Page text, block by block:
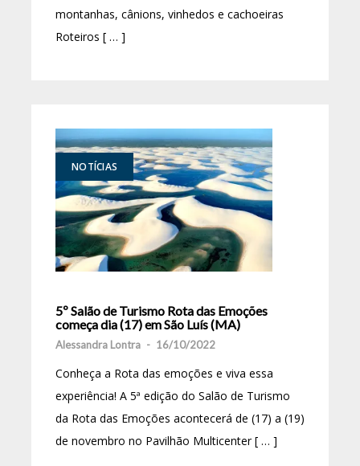
montanhas, cânions, vinhedos e cachoeiras
Roteiros [ … ]
NOTÍCIAS
5º Salão de Turismo Rota das Emoções
começa dia (17) em São Luís (MA)
Alessandra Lontra - 16/10/2022
Conheça a Rota das emoções e viva essa
experiência! A 5ª edição do Salão de Turismo
da Rota das Emoções acontecerá de (17) a (19)
de novembro no Pavilhão Multicenter [ … ]